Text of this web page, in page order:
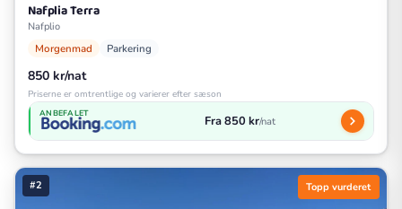
Nafplia Terra
Nafplio
Morgenmad Parkering
850 kr/nat
Priserne er omtrentlige og varierer efter sæson
ANBEFALET Fra 850 kr/nat
#2 Topp vurderet